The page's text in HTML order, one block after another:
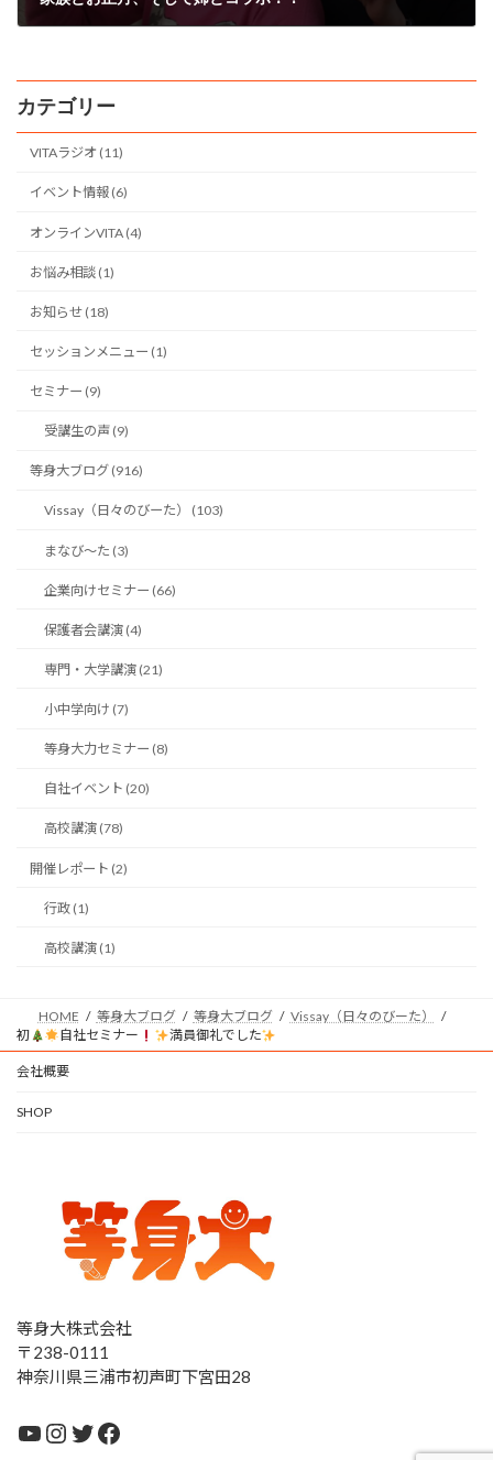
カテゴリー
VITAラジオ (11)
イベント情報 (6)
オンラインVITA (4)
お悩み相談 (1)
お知らせ (18)
セッションメニュー (1)
セミナー (9)
受講生の声 (9)
等身大ブログ (916)
Vissay（日々のびーた） (103)
まなび〜た (3)
企業向けセミナー (66)
保護者会講演 (4)
専門・大学講演 (21)
小中学向け (7)
等身大力セミナー (8)
自社イベント (20)
高校講演 (78)
開催レポート (2)
行政 (1)
高校講演 (1)
HOME 等身大ブログ 等身大ブログ
Vissay（日々のびーた）
初
自社セミナー 満員御礼でした
会社概要
SHOP
等身大株式会社
〒238-0111
神奈川県三浦市初声町下宮田28
YouTube
Instagram
Twitter
Facebook